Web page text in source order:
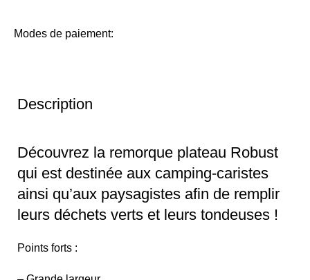
Modes de paiement:
Description
Découvrez la remorque plateau Robust
qui est destinée aux camping-caristes
ainsi qu’aux paysagistes afin de remplir
leurs déchets verts et leurs tondeuses !
Points forts :